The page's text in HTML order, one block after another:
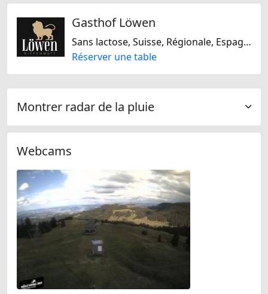
Gasthof Löwen
Sans lactose, Suisse, Régionale, Espagnole, Française, Internationale, Européene
Réserver une table
Montrer radar de la pluie
Webcams